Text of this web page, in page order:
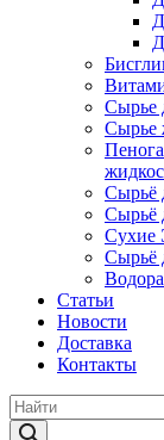
Сырье
Сырье
Сырьё
Сырьё
Сухие
Сырьё
Статьи
Новости
Доставка
Контакты